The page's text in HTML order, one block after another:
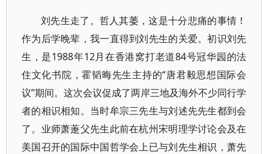
刘先生走了。哲人其萎，这是十分悲痛的事情！
作为后学晚辈，我一直得到刘先生的关爱。初识刘先
生，是1988年12月在香港窝打老道84号冠华园的法
住文化书院，霍韬晦先生主持的“唐君毅思想国际会
议”期间。这次会议促成了两岸三地及海外不少同行学
者的相识相知。当时牟宗三先生与刘述先先生都到会
了。业师萧萐父先生此前在杭州宋明理学讨论会及在
美国召开的国际中国哲学会上已与刘先生相识，萧先